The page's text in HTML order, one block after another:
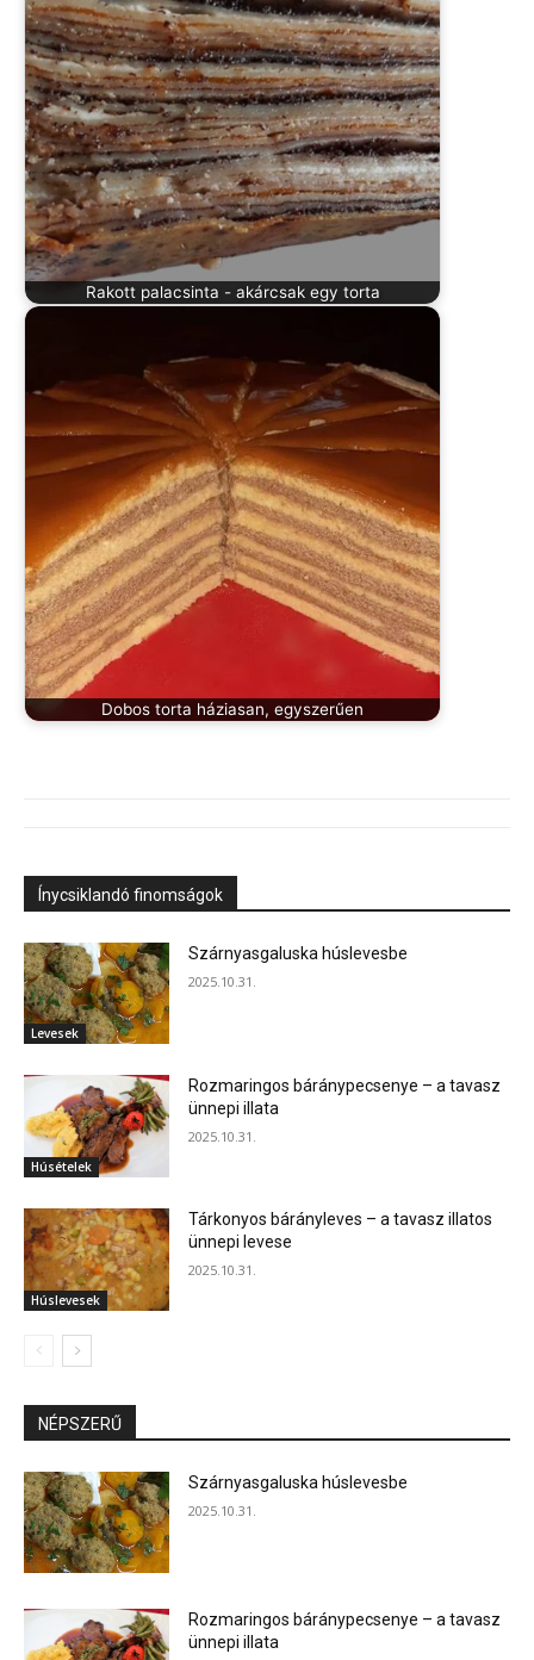
Rakott palacsinta - akárcsak egy torta
Dobos torta háziasan, egyszerűen
Ínycsiklandó finomságok
Levesek
Szárnyasgaluska húslevesbe
2025.10.31.
Húsételek
Rozmaringos báránypecsenye – a tavasz
ünnepi illata
2025.10.31.
Húslevesek
Tárkonyos bárányleves – a tavasz illatos
ünnepi levese
2025.10.31.
NÉPSZERŰ
Szárnyasgaluska húslevesbe
2025.10.31.
Rozmaringos báránypecsenye – a tavasz
ünnepi illata